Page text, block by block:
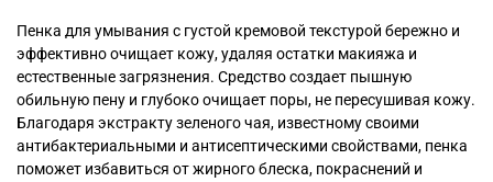
Пенка для умывания с густой кремовой текстурой бережно и
эффективно очищает кожу, удаляя остатки макияжа и
естественные загрязнения. Средство создает пышную
обильную пену и глубоко очищает поры, не пересушивая кожу.
Благодаря экстракту зеленого чая, известному своими
антибактериальными и антисептическими свойствами, пенка
поможет избавиться от жирного блеска, покраснений и